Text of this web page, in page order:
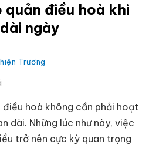
quản điều hoà khi
ngày
Trương
hoà không cần phải hoạt
dài. Những lúc như này, việc
trở nên cực kỳ quan trọng